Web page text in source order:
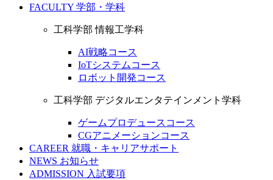
FACULTY 学部・学科
工科学部 情報工学科
AI戦略コース
IoTシステムコース
ロボット開発コース
工科学部 デジタルエンタテインメント学科
ゲームプロデュースコース
CGアニメーションコース
CAREER 就職・キャリアサポート
NEWS お知らせ
ADMISSION 入試要項